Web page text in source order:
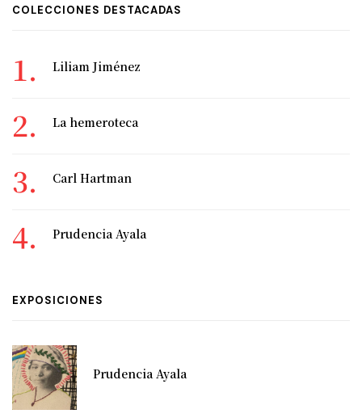
COLECCIONES DESTACADAS
Liliam Jiménez
La hemeroteca
Carl Hartman
Prudencia Ayala
EXPOSICIONES
Prudencia Ayala